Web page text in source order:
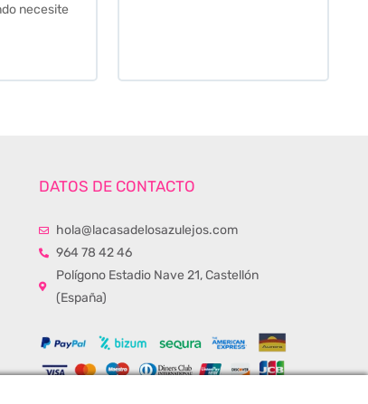
DATOS DE CONTACTO
hola@lacasadelosazulejos.com
964 78 42 46
Polígono Estadio Nave 21, Castellón
(España)